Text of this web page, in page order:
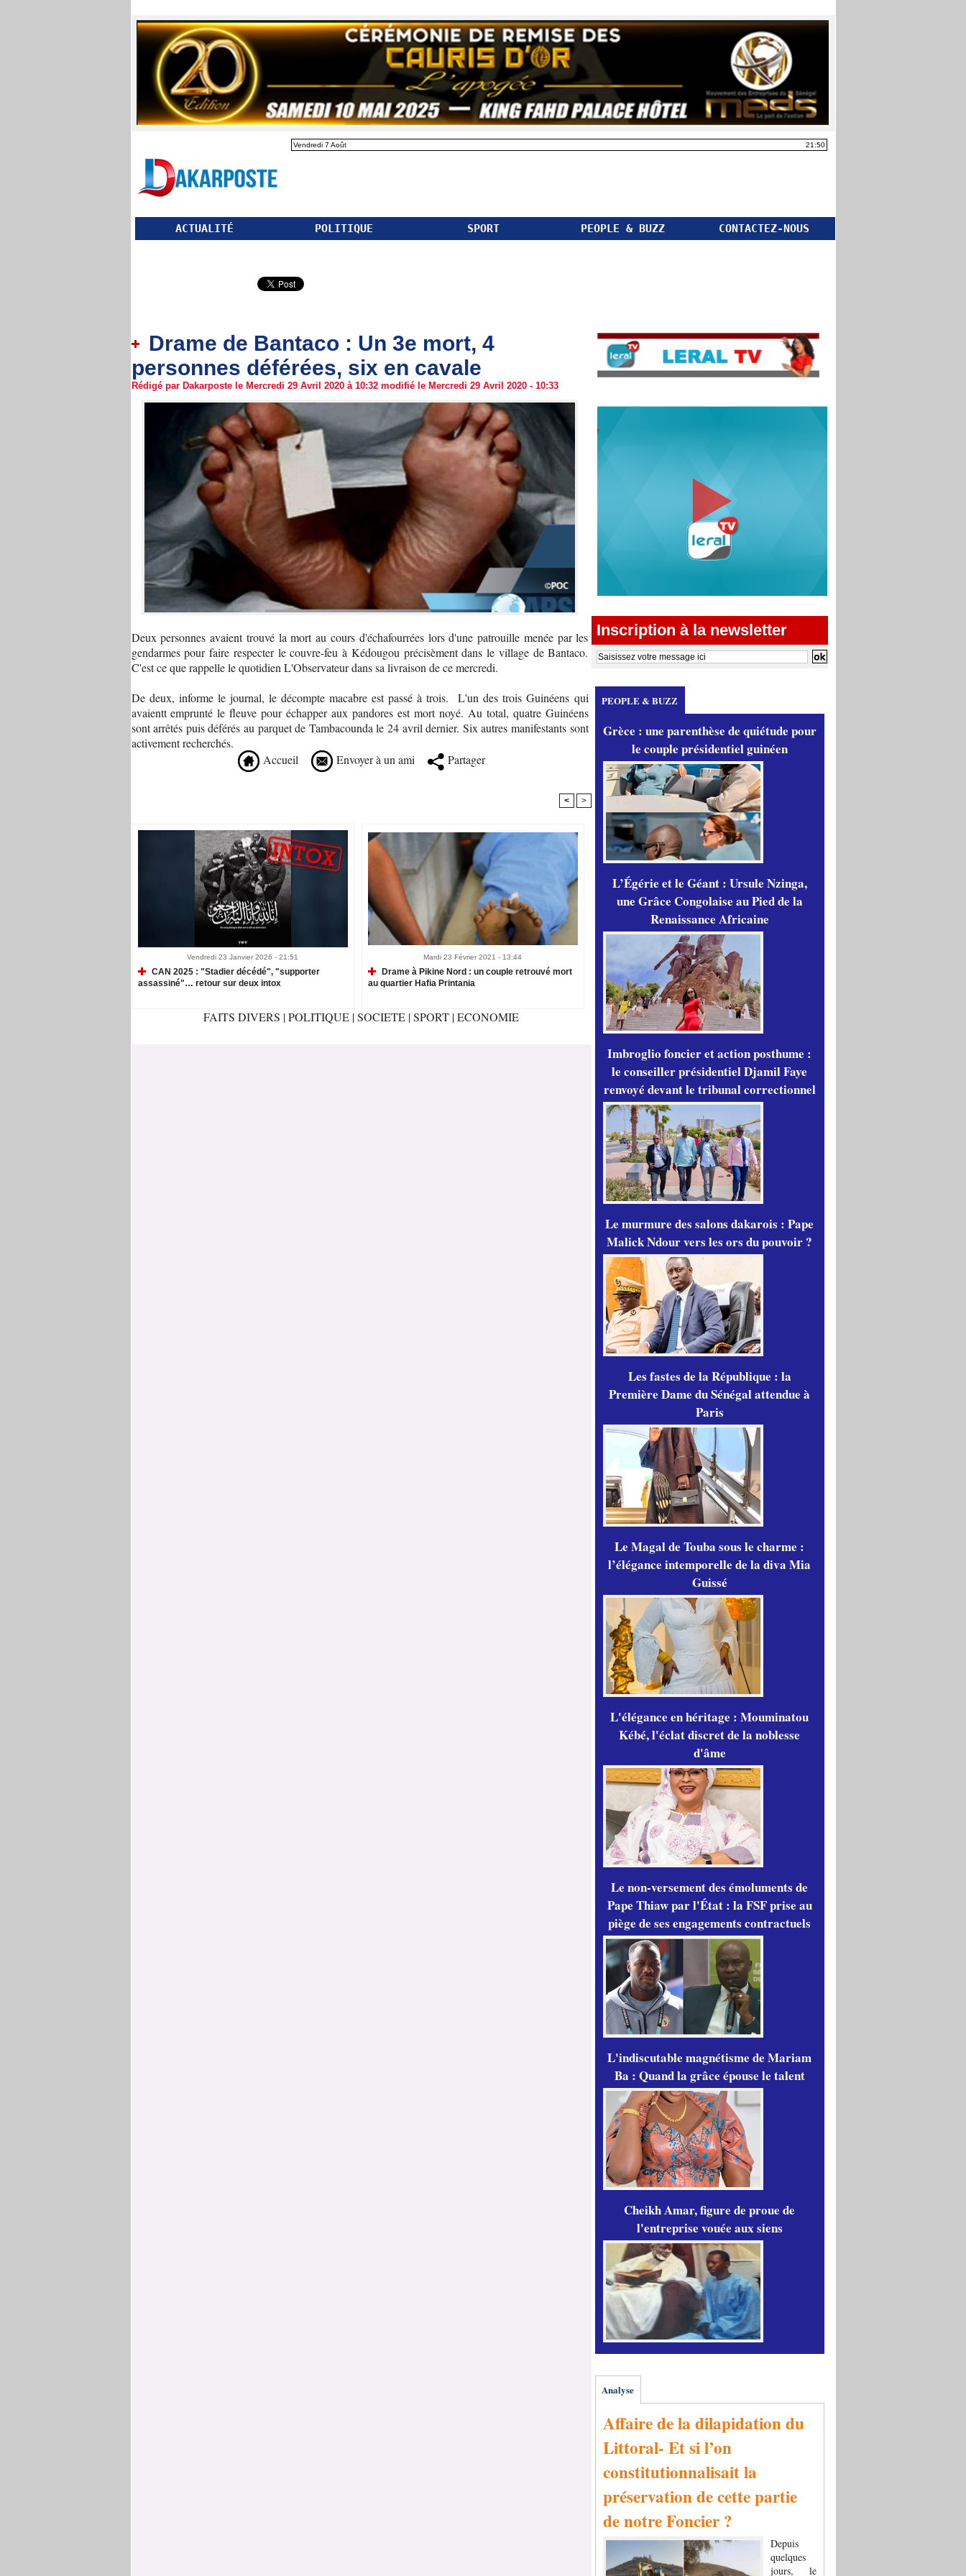
Vendredi 7 Août 21:50
ACTUALITÉ POLITIQUE SPORT PEOPLE & BUZZ CONTACTEZ-NOUS
Drame de Bantaco : Un 3e mort, 4
personnes déférées, six en cavale
Rédigé par Dakarposte le Mercredi 29 Avril 2020 à 10:32 modifié le Mercredi 29 Avril 2020 - 10:33
Deux personnes avaient trouvé la mort au cours d'échafourrées lors d'une patrouille menée par les
gendarmes pour faire respecter le couvre-feu à Kédougou précisèment dans le village de Bantaco.
C'est ce que rappelle le quotidien L'Observateur dans sa livraison de ce mercredi.
De deux, informe le journal, le décompte macabre est passé à trois. L'un des trois Guinéens qui
avaientt emprunté le fleuve pour échapper aux pandores est mort noyé. Au total, quatre Guinéens
sont arrêtés puis déférés au parquet de Tambacounda le 24 avril dernier. Six autres manifestants sont
activement recherchés.
Accueil
Envoyer à un ami Partager
< >
Vendredi 23 Janvier 2026 - 21:51
CAN 2025 : "Stadier décédé", "supporter
assassiné"… retour sur deux intox
Mardi 23 Février 2021 - 13:44
Drame à Pikine Nord : un couple retrouvé mort
au quartier Hafia Printania
FAITS DIVERS |POLITIQUE |SOCIETE |SPORT |ECONOMIE
Inscription à la newsletter
PEOPLE & BUZZ
Grèce : une parenthèse de quiétude pour
le couple présidentiel guinéen
L’Égérie et le Géant : Ursule Nzinga,
une Grâce Congolaise au Pied de la
Renaissance Africaine
Imbroglio foncier et action posthume :
le conseiller présidentiel Djamil Faye
renvoyé devant le tribunal correctionnel
Le murmure des salons dakarois : Pape
Malick Ndour vers les ors du pouvoir ?
Les fastes de la République : la
Première Dame du Sénégal attendue à
Paris
Le Magal de Touba sous le charme :
l’élégance intemporelle de la diva Mia
Guissé
L'élégance en héritage : Mouminatou
Kébé, l'éclat discret de la noblesse
d'âme
Le non-versement des émoluments de
Pape Thiaw par l'État : la FSF prise au
piège de ses engagements contractuels
L'indiscutable magnétisme de Mariam
Ba : Quand la grâce épouse le talent
Cheikh Amar, figure de proue de
l'entreprise vouée aux siens
Analyse
Affaire de la dilapidation du
Littoral- Et si l’on
constitutionnalisait la
préservation de cette partie
de notre Foncier ?
Depuis
quelques
jours, le